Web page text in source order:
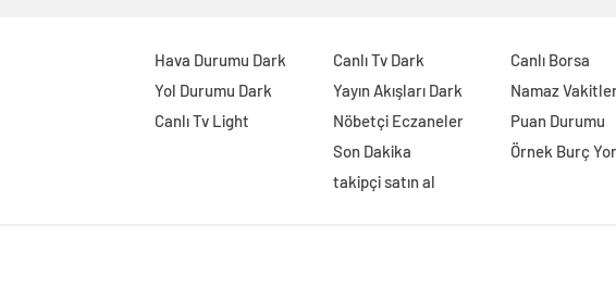
Hava Durumu Dark
Yol Durumu Dark
Canlı Tv Light
Canlı Tv Dark
Yayın Akışları Dark
Nöbetçi Eczaneler
Son Dakika
takipçi satın al
Canlı Borsa
Namaz
Puan Durumu
Örnek Burç